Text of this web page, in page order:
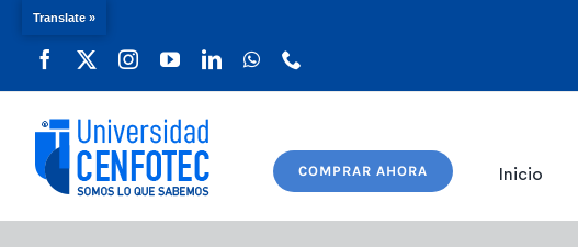
COMPRAR AHORA Inicio
Translate »